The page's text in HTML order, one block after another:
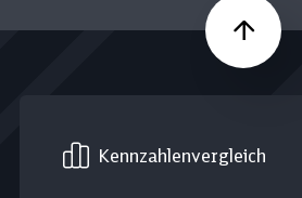
Nach oben
Kennzahlen­vergleich